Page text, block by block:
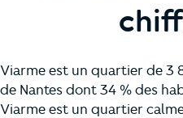
Viarme est un quartier de 3
de Nantes dont 34 % des
Viarme est un quartier